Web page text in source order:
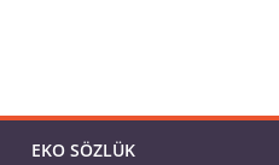
EKO SÖZLÜK